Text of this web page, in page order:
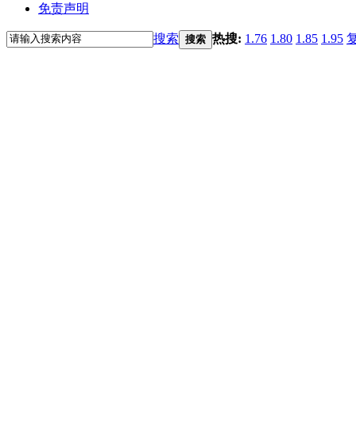
免责声明
搜索 搜索 热搜: 1.76 1.80 1.85 1.95